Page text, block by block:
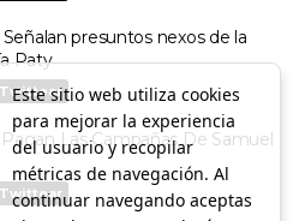
presuntos nexos de la
Paty
Twittear
Las Campañas De Samuel
Twittear
Este sitio web utiliza cookies
para mejorar la experiencia
del usuario y recopilar
métricas de navegación. Al
continuar navegando aceptas